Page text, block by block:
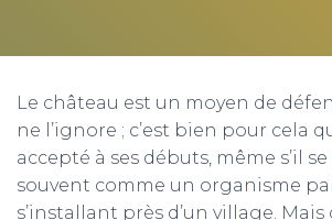
Le château est un moyen de
ne l’ignore ; c’est bien pour cela
accepté à ses débuts, même s’il
souvent comme un organisme
s’installant près d’un village.